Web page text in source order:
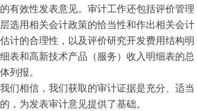
的有效性发表意见。审计工作还包括评价管理
层选用相关会计政策的恰当性和作出相关会计
估计的合理性，以及评价研究开发费用结构明
细表和高新技术产品（服务）收入明细表的总
体列报。
我们相信，我们获取的审计证据是充分、适当
的，为发表审计意见提供了基础。